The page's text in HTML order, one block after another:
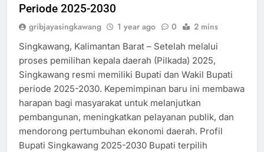
Periode 2025-2030
gribjayasingkawang 1 year ago 0 2 mins
Singkawang, Kalimantan Barat – Setelah melalui
proses pemilihan kepala daerah (Pilkada) 2025,
Singkawang resmi memiliki Bupati dan Wakil Bupati
periode 2025-2030. Kepemimpinan baru ini membawa
harapan bagi masyarakat untuk melanjutkan
pembangunan, meningkatkan pelayanan publik, dan
mendorong pertumbuhan ekonomi daerah. Profil
Bupati Singkawang 2025-2030 Bupati terpilih